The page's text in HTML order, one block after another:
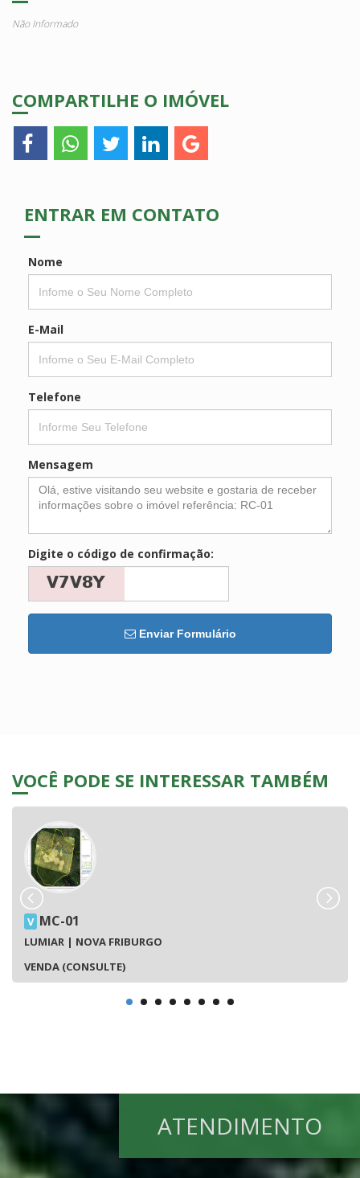
Não Informado
COMPARTILHE O IMÓVEL
ENTRAR EM CONTATO
Nome
E-Mail
Telefone
Mensagem
Digite o código de confirmação:
Enviar Formulário
VOCÊ PODE SE INTERESSAR TAMBÉM
V MC-01
LUMIAR | NOVA FRIBURGO
VENDA (CONSULTE)
ATENDIMENTO